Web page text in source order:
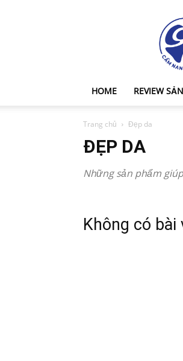
HOME REVIEW
Trang chủ Đẹp da
ĐẸP DA
Những sản phẩm
Không có